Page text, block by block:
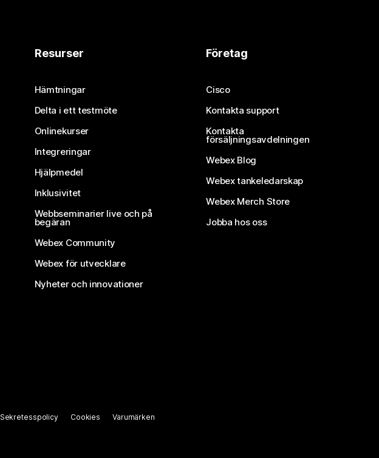
Resurser
Hämtningar
Delta i ett testmöte
Onlinekurser
Integreringar
Hjälpmedel
Inklusivitet
Webbseminarier live och på
begäran
Webex Community
Webex för utvecklare
Nyheter och innovationer
Företag
Cisco
Kontakta support
Kontakta
försäljningsavdelningen
Webex Blog
Webex tankeledarskap
Webex Merch Store
Jobba hos oss
Sekretesspolicy Cookies Varumärken